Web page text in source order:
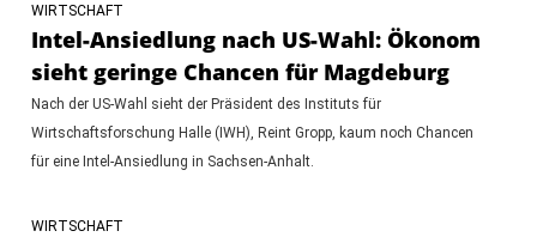
WIRTSCHAFT
Intel-Ansiedlung nach US-Wahl: Ökonom
sieht geringe Chancen für Magdeburg
Nach der US-Wahl sieht der Präsident des Instituts für
Wirtschaftsforschung Halle (IWH), Reint Gropp, kaum noch Chancen
für eine Intel-Ansiedlung in Sachsen-Anhalt.
WIRTSCHAFT